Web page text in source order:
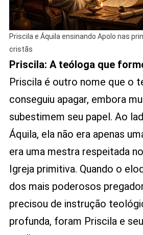
Priscila e Áquila ensinando Apolo nas
cristãs
Priscila: A teóloga que
Priscila é outro nome que o
conseguiu apagar, embora
subestimem seu papel. Ao
Áquila, ela não era apenas
era uma mestra respeitada
Igreja primitiva. Quando o
dos mais poderosos
precisou de instrução
profunda, foram Priscila e